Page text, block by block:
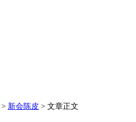
> 新会陈皮 > 文章正文